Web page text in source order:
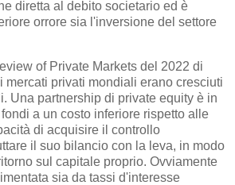
diretta al debito societario ed è
orrore sia l'inversione del settore
of Private Markets del 2022 di
mercati privati mondiali erano cresciuti
Una partnership di private equity è in
a un costo inferiore rispetto alle
di acquisire il controllo
il suo bilancio con la leva, in modo
sul capitale proprio. Ovviamente
sia da tassi d'interesse